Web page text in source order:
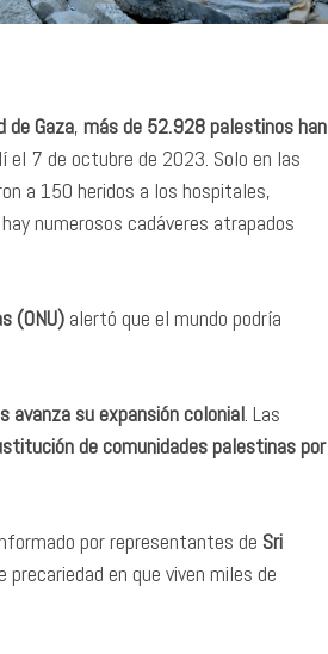
de Gaza, más de 52.928 palestinos han
el 7 de octubre de 2023. Solo en las
a 150 heridos a los hospitales,
numerosos cadáveres atrapados
(ONU) alertó que el mundo podría
su expansión colonial. Las
de comunidades palestinas por
por representantes de Sri
en que viven miles de